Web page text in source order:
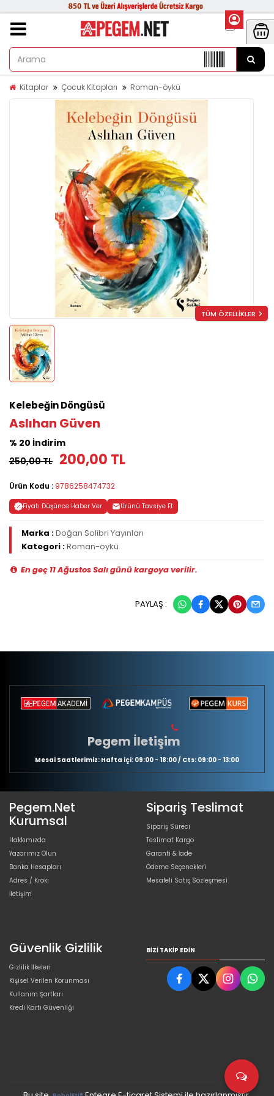
Kitaplar Çocuk Kitapları Roman-öykü
TÜM ÖZELLİKLER
Kelebeğin Döngüsü
Aslıhan Güven
% 20 İndirim
250,00 TL 200,00 TL
Ürün Kodu : 9786258474732
Fiyatı Düşünce Haber Ver Ürünü Tavsiye Et
Marka :Doğan Solibri Yayınları
Kategori :Roman-öykü
En geç 11 Ağustos Salı günü kargoya verilir.
PAYLAŞ :
Pegem İletişim
Mesai Saatlerimiz: Hafta içi: 09:00 - 18:00 / Cts: 09:00 - 13:00
Pegem.Net
Kurumsal
Hakkımızda
Yazarımız Olun
Banka Hesapları
Adres / Kroki
İletişim
Sipariş Teslimat
Sipariş Süreci
Teslimat Kargo
Garanti & İade
Ödeme Seçenekleri
Mesafeli Satış Sözleşmesi
Güvenlik Gizlilik
Gizlilik İlkeleri
Kişisel Verilen Korunması
Kullanım Şartları
Kredi Kartı Güvenliği
BIZI TAKIP EDIN